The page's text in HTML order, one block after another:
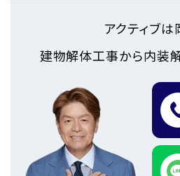
アクティブ
建物解体工事から内装解